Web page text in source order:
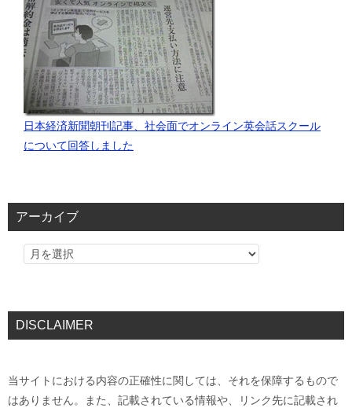
日本経済新聞朝刊記事、社会面でオンライン英会話スクール
について回答しました
アーカイブ
DISCLAIMER
当サイトにおける内容の正確性に関しては、それを保障するもので
はありません。また、記載されている情報や、リンク先に記載され